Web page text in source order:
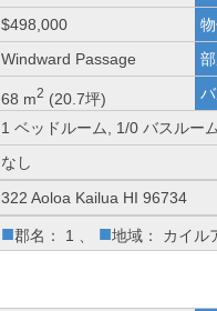
$498,000
Windward Passage
68 m2 (20.7坪)
1 ベッドルーム, 1/0 バスルー
なし
322 Aoloa Kailua HI 96734
■郡名： 1 、 ■地域： カイル